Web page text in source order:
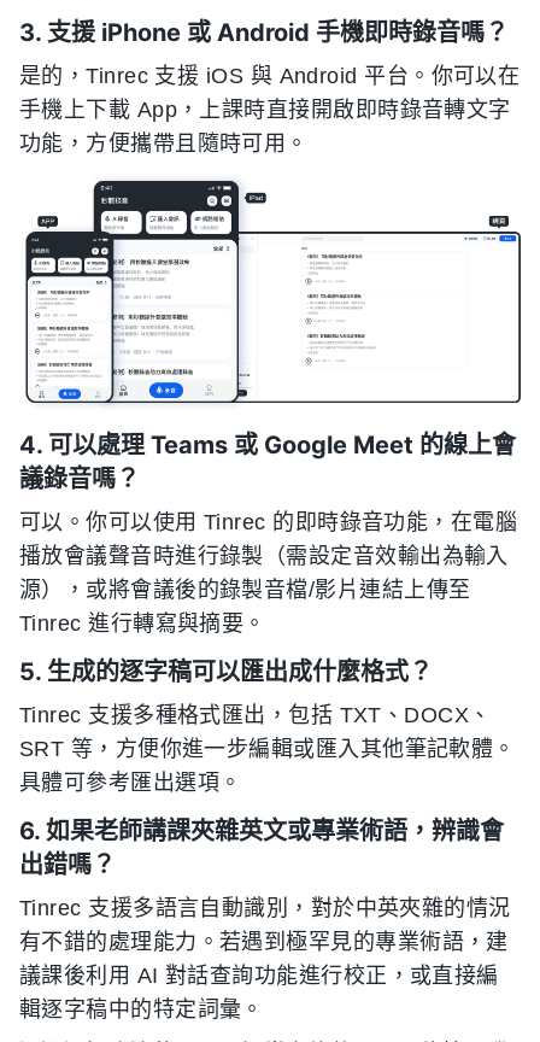
3. 支援 iPhone 或 Android 手機即時錄音嗎？
是的，Tinrec 支援 iOS 與 Android 平台。你可以在
手機上下載 App，上課時直接開啟即時錄音轉文字
功能，方便攜帶且隨時可用。
4. 可以處理 Teams 或 Google Meet 的線上會
議錄音嗎？
可以。你可以使用 Tinrec 的即時錄音功能，在電腦
播放會議聲音時進行錄製（需設定音效輸出為輸入
源），或將會議後的錄製音檔/影片連結上傳至
Tinrec 進行轉寫與摘要。
5. 生成的逐字稿可以匯出成什麼格式？
Tinrec 支援多種格式匯出，包括 TXT、DOCX、
SRT 等，方便你進一步編輯或匯入其他筆記軟體。
具體可參考匯出選項。
6. 如果老師講課夾雜英文或專業術語，辨識會
出錯嗎？
Tinrec 支援多語言自動識別，對於中英夾雜的情況
有不錯的處理能力。若遇到極罕見的專業術語，建
議課後利用 AI 對話查詢功能進行校正，或直接編
輯逐字稿中的特定詞彙。